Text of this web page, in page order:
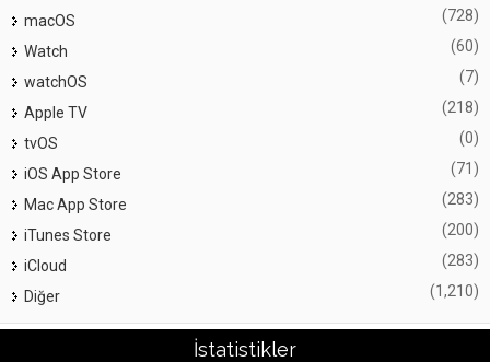
macOS (728)
Watch (60)
watchOS (7)
Apple TV (218)
tvOS (0)
iOS App Store (71)
Mac App Store (283)
iTunes Store (200)
iCloud (283)
Diğer (1,210)
İstatistikler